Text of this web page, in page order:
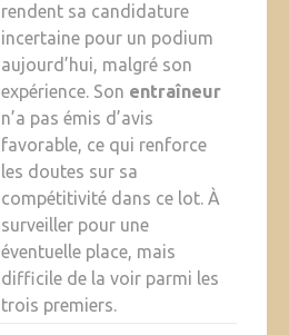
rendent sa candidature
incertaine pour un podium
aujourd’hui, malgré son
expérience. Son entraîneur
n’a pas émis d’avis
favorable, ce qui renforce
les doutes sur sa
compétitivité dans ce lot. À
surveiller pour une
éventuelle place, mais
difficile de la voir parmi les
trois premiers.